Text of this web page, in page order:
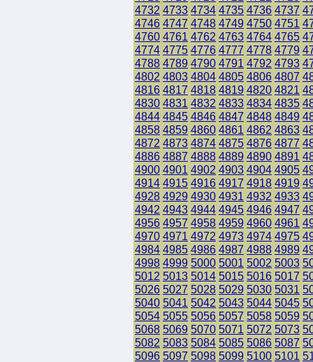
4732 4733 4734 4735 4736 4737
4746 4747 4748 4749 4750 4751
4760 4761 4762 4763 4764 4765
4774 4775 4776 4777 4778 4779
4788 4789 4790 4791 4792 4793
4802 4803 4804 4805 4806 4807
4816 4817 4818 4819 4820 4821
4830 4831 4832 4833 4834 4835
4844 4845 4846 4847 4848 4849
4858 4859 4860 4861 4862 4863
4872 4873 4874 4875 4876 4877
4886 4887 4888 4889 4890 4891
4900 4901 4902 4903 4904 4905
4914 4915 4916 4917 4918 4919
4928 4929 4930 4931 4932 4933
4942 4943 4944 4945 4946 4947
4956 4957 4958 4959 4960 4961
4970 4971 4972 4973 4974 4975
4984 4985 4986 4987 4988 4989
4998 4999 5000 5001 5002 5003
5012 5013 5014 5015 5016 5017
5026 5027 5028 5029 5030 5031
5040 5041 5042 5043 5044 5045
5054 5055 5056 5057 5058 5059
5068 5069 5070 5071 5072 5073
5082 5083 5084 5085 5086 5087
5096 5097 5098 5099 5100 5101